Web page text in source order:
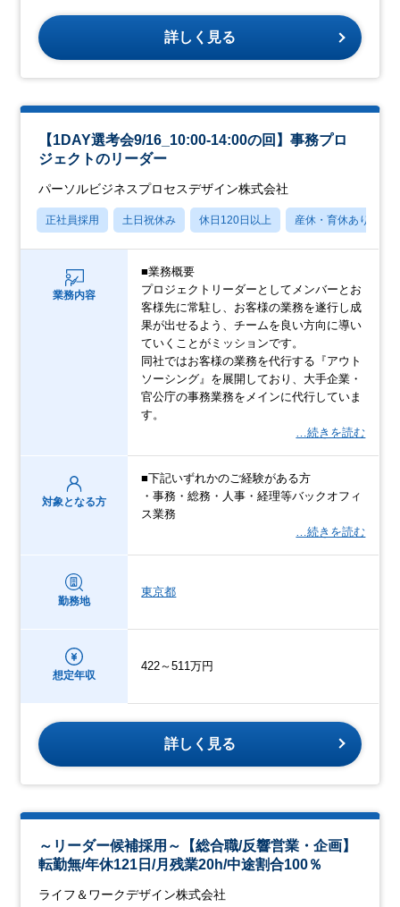
詳しく見る
【1DAY選考会9/16_10:00-14:00の回】事務プロ
ジェクトのリーダー
パーソルビジネスプロセスデザイン株式会社
正社員採用 土日祝休み 休日120日以上 産休・育休あり
業務内容
■業務概要
プロジェクトリーダーとしてメンバーとお
客様先に常駐し、お客様の業務を遂行し成
果が出せるよう、チームを良い方向に導い
ていくことがミッションです。
同社ではお客様の業務を代行する『アウト
ソーシング』を展開しており、大手企業・
官公庁の事務業務をメインに代行していま
す。
…続きを読む
対象となる方
■下記いずれかのご経験がある方
・事務・総務・人事・経理等バックオフィ
ス業務
…続きを読む
勤務地
東京都
想定年収
422～511万円
詳しく見る
～リーダー候補採用～【総合職/反響営業・企画】
転勤無/年休121日/月残業20h/中途割合100％
ライフ＆ワークデザイン株式会社